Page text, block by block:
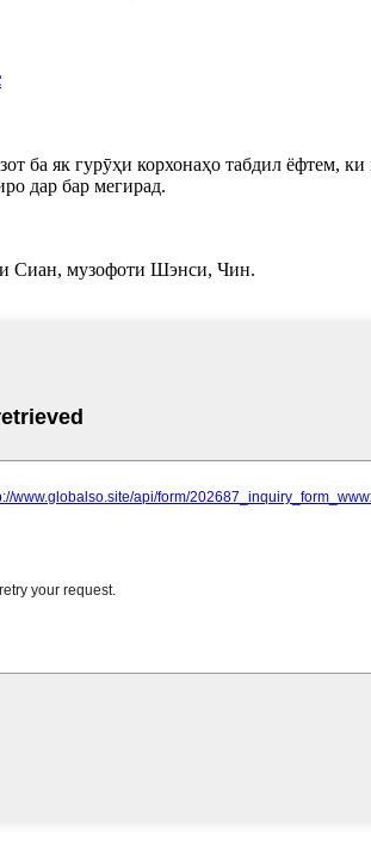
ба як гурӯҳи корхонаҳо табдил
дар бар мегирад.
Сиан, музофоти Шэнси, Чин.